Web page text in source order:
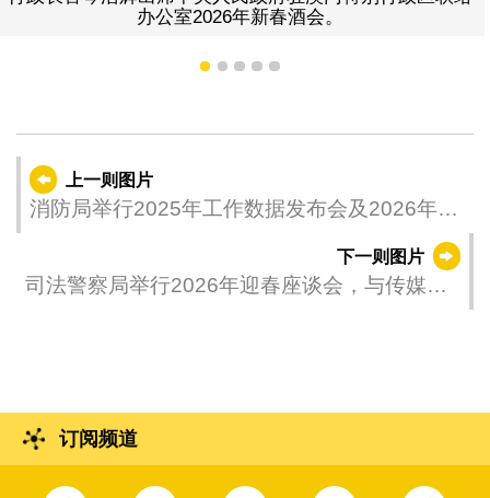
办公室2026年新春酒会。
1 2 3 4 5
上一则图片
消防局举行2025年工作数据发布会及2026年传
下一则图片
司法警察局举行2026年迎春座谈会，与传媒交
订阅频道